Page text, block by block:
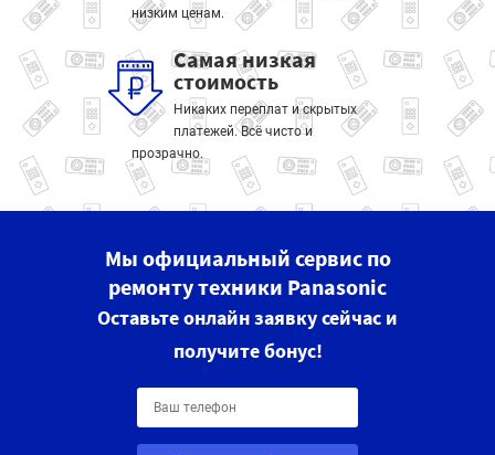
низким ценам.
Самая низкая
стоимость
Никаких переплат и скрытых
платежей. Всё чисто и
прозрачно.
Мы официальный сервис по
ремонту техники Panasonic
Оставьте онлайн заявку сейчас и
получите бонус!